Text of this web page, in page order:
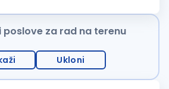
radu na gradilištu...
poslove za rad na terenu
Ukloni